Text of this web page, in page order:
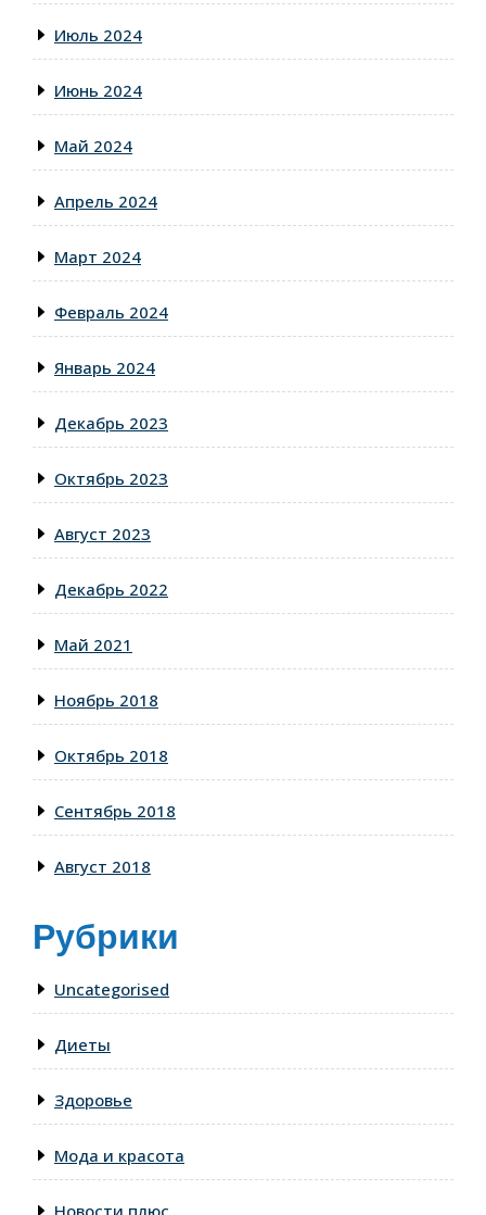
Июль 2024
Июнь 2024
Май 2024
Апрель 2024
Март 2024
Февраль 2024
Январь 2024
Декабрь 2023
Октябрь 2023
Август 2023
Декабрь 2022
Май 2021
Ноябрь 2018
Октябрь 2018
Сентябрь 2018
Август 2018
Рубрики
Uncategorised
Диеты
Здоровье
Мода и красота
Новости плюс